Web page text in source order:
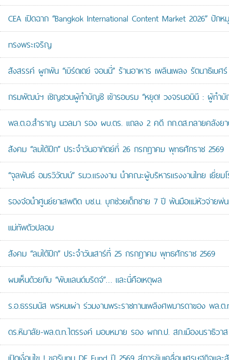
CEA เปิดฉาก “Bangkok International Content Market 2026” ปั
ทรงพระเจริญ
สังสรรค์ ผูกพัน “เบิร์ดเดย์ จอนนี่” ร้านอาหาร เพลินเพลง รัตนาธิเบศ
กรมพัฒน์ฯ เชิญชวนผู้ทำบัญชี เข้ารอบรม “หยุด! วงจรนอมินี : ผู้ทำ
พล.ต.อ.สำราญ นวลมา รอง ผบ.ตร. แถลง 2 คดี กก.ดส.ทลายคลังย
สังคม “ลมใต้ปีก” ประจำวันอาทิตย์ที่ 26 กรกฎาคม พุทธศักราช 2569
“จุลพันธ์ อมรวิวัฒน์” รมว.แรงงาน นำคณะผู้บริหารแรงงานไทย เยี่ยม
รองจ๋อนำศูนย์ยาเสพติด บช.น. บุกช่วยเด็กชาย 7 ปี พ้นมือแม่หัวจ่ายพ่น
แม่ทัพตัวปลอม
สังคม “ลมใต้ปีก” ประจำวันเสาร์ที่ 25 กรกฎาคม พุทธศักราช 2569
ผมเห็นด้วยกับ “พับแลนด์บริดจ์”… และนี่คือเหตุผล
ร.อ.ธรรมนัส พรหมเผ่า ร่วมงานพระราชทานเพลิงศพมารดาของ พล.
ดร.หิมาลัย-พล.ต.ท.ไตรรงค์ มอบหมาย รอง ผกก.ป. สภ.เมืองนราธิว